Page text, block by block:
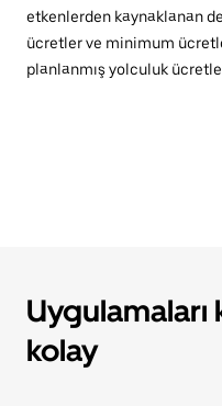
etkenlerden kaynaklanan
ücretler ve minimum
planlanmış yolculuk
kolay